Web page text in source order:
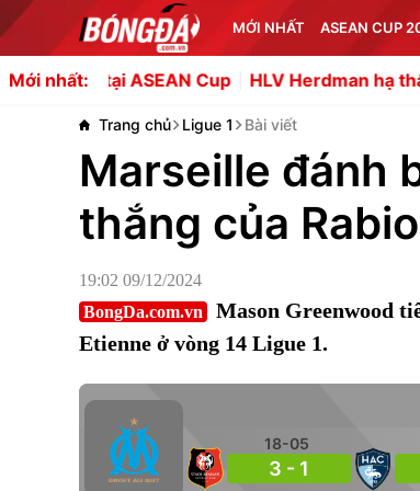
MỚI NHẤT ASEAN CUP
Mới nhất:
ASEAN Cup HLV Herdman hạ thấp AFF Cup
Trang chủ Ligue 1 Bài viết
Marseille đánh
thắng của
19:02 09/12/2024
BongDa.com.vn
Mason Greenwood
Etienne ở vòng 14 Ligue 1.
18-05
3 - 1